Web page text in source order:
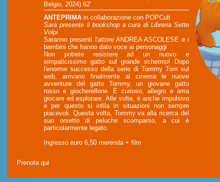
Belgio, 2024) 62'
ANTEPRIMA in collaborazione con POPCult
Sarà presente il bookshop a cura di Libreria Sette
Volpi
Saranno presenti l'attore ANDREA ASCOLESE e i
bambini che hanno dato voce ai personaggi
Non potrete resistere ad un nuovo e
simpaticissimo gatto sul grande schermo! Dopo
l'enorme successo della serie di Tommy Tom sul
web, arrivano finalmente al cinema le nuove
avventure del gatto Tommy, un giovane gatto
rosso e giocherellone. È curioso, allegro e ama
giocare ed esplorare. Alle volte, è anche impulsivo
e per questo si infila in situazioni non sempre
piacevoli. Questa volta, Tommy va alla ricerca del
suo orsetto di peluche scomparso, a cui è
particolarmente legato.
Ingresso euro 6,50 merenda + film
Prenota qui